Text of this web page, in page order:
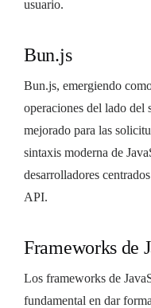
usuario.
Bun.js
Bun.js, emergiendo
operaciones del lado del
mejorado para las
sintaxis moderna de
desarrolladores
API.
Frameworks de
Los frameworks de
fundamental en dar